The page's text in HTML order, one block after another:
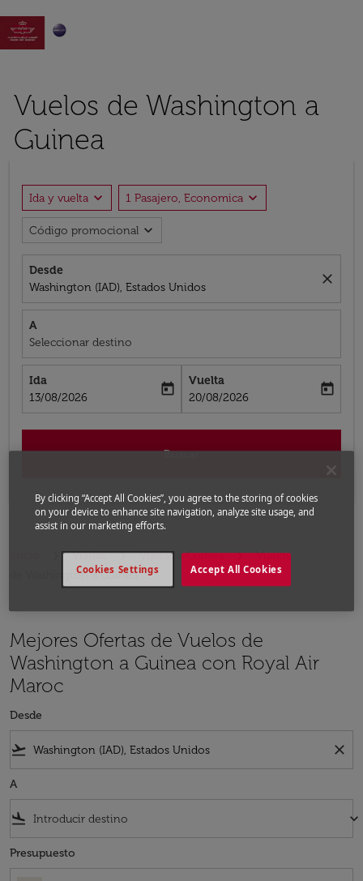

Vuelos de Washington a
Guinea
Ida y vuelta expand_more 1 Pasajero, Economica expand_more
Código promocional expand_more
Desde
Washington (IAD), Estados Unidos
close
A
Seleccionar destino
Ida
fc-booking-departure-date-aria-label
13/08/2026
today
Vuelta
fc-booking-return-date-aria-label
20/08/2026
today
Buscar
Vuelos Vuelos a Guinea
Vuelos
de Washington a Guinea
Mejores Ofertas de Vuelos de
Washington a Guinea con Royal Air
Maroc
Desde
flight_takeoff close
A
flight_land keyboard_arrow_down
Presupuesto
By clicking “Accept All Cookies”, you agree to the storing of cookies
on your device to enhance site navigation, analyze site usage, and
assist in our marketing efforts.
Accept All Cookies
Cookies Settings